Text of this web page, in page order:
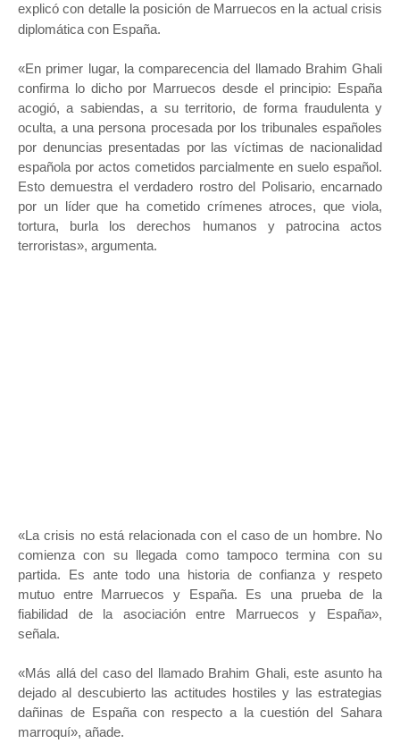
explicó con detalle la posición de Marruecos en la actual crisis
diplomática con España.
«En primer lugar, la comparecencia del llamado Brahim Ghali
confirma lo dicho por Marruecos desde el principio: España
acogió, a sabiendas, a su territorio, de forma fraudulenta y
oculta, a una persona procesada por los tribunales españoles
por denuncias presentadas por las víctimas de nacionalidad
española por actos cometidos parcialmente en suelo español.
Esto demuestra el verdadero rostro del Polisario, encarnado
por un líder que ha cometido crímenes atroces, que viola,
tortura, burla los derechos humanos y patrocina actos
terroristas», argumenta.
«La crisis no está relacionada con el caso de un hombre. No
comienza con su llegada como tampoco termina con su
partida. Es ante todo una historia de confianza y respeto
mutuo entre Marruecos y España. Es una prueba de la
fiabilidad de la asociación entre Marruecos y España»,
señala.
«Más allá del caso del llamado Brahim Ghali, este asunto ha
dejado al descubierto las actitudes hostiles y las estrategias
dañinas de España con respecto a la cuestión del Sahara
marroquí», añade.